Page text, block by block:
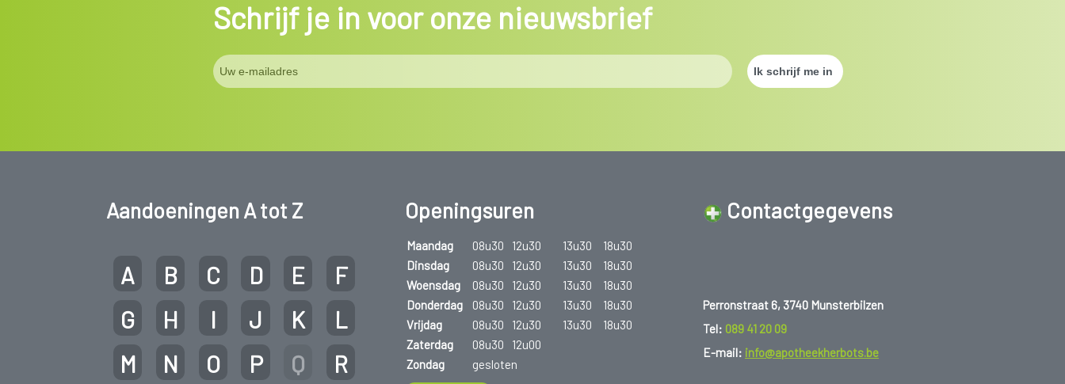
Schrijf je in voor onze nieuwsbrief
Aandoeningen A tot Z
A B C D E
F
G
H I J K
L
M
N O P Q
R
Openingsuren
Maandag 08u30 12u30 13u30
18u30
Dinsdag
08u30 12u30 13u30
18u30
Woensdag
08u30 12u30 13u30
18u30
Donderdag
08u30 12u30 13u30
18u30
Vrijdag
08u30 12u30 13u30
18u30
Zaterdag
08u30
12u00
Zondag
gesloten
Contactgegevens
Perronstraat 6, 3740 Munsterbilzen
Tel: 089 41 20 09
E-mail: info@apotheekherbots.be